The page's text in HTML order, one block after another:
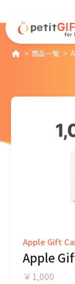
商品一覧
Apple Gift
Apple
￥1,000